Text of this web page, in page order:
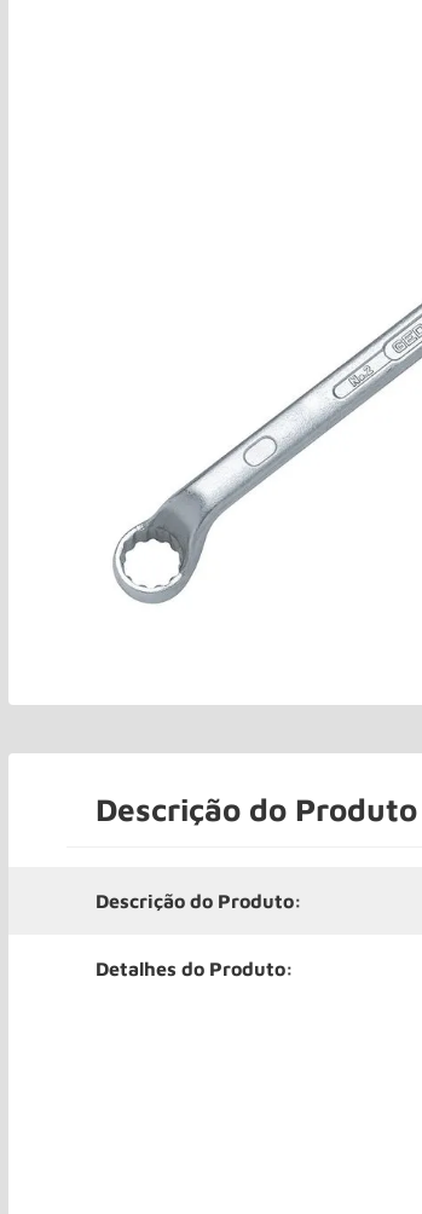
Descrição do Produto
Descrição do Produto:
Detalhes do Produto: